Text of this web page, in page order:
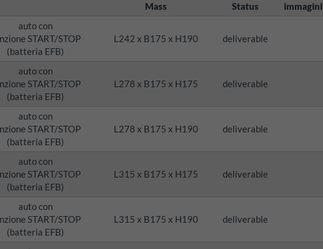
Mass Status immagini
auto con
START/STOP
(batteria EFB)
L242 x B175 x H190 deliverable
auto con
START/STOP
(batteria EFB)
L278 x B175 x H175 deliverable
auto con
START/STOP
(batteria EFB)
L278 x B175 x H190 deliverable
auto con
START/STOP
(batteria EFB)
L315 x B175 x H175 deliverable
auto con
START/STOP
(batteria EFB)
L315 x B175 x H190 deliverable